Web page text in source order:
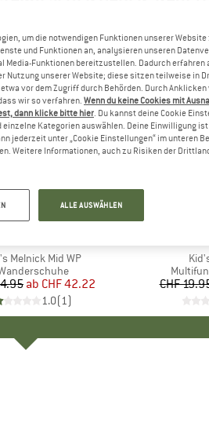
Melnick Mid WP
Preis
reduzierter Preis
ab CHF 42.22
1.0(1)
CHF
um die notwendigen Funktionen unserer Website
und Funktionen an, analysieren unseren
Media-Funktionen bereitzustellen. Dadurch erfahren
Nutzung unserer Website; diese sitzen teilweise in
vor dem Zugriff durch Behörden. Durch Anklicken
wir so verfahren. Wenn du keine Cookies mit
dann klicke bitte hier. Du kannst deine Cookie
einzelne Kategorien auswählen. Deine Einwilligung
jederzeit unter „Cookie Einstellungen“ im unteren
Weitere Informationen, auch zu Risiken der
ALLE AUSWÄHLEN